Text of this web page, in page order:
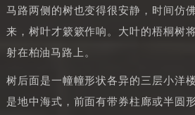
马路两侧的树也变得很安静，时间仿
来，树叶才簌簌作响。大叶的梧桐树
射在柏油马路上。
树后面是一幢幢形状各异的三层小洋
是地中海式，前面有带券柱廊或半圆